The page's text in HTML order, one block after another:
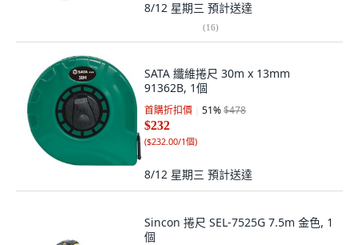
8/12 星期三 預計送達
(16)
SATA 纖維捲尺 30m x 13mm
91362B, 1個
首購折扣價 51%$478
$232
($232.00/1個)
8/12 星期三 預計送達
Sincon 捲尺 SEL-7525G 7.5m 金色, 1
個